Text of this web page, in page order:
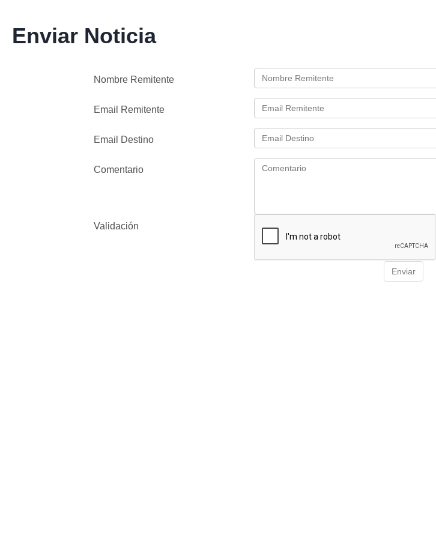
Enviar Noticia
Nombre Remitente
Email Remitente
Email Destino
Comentario
Validación